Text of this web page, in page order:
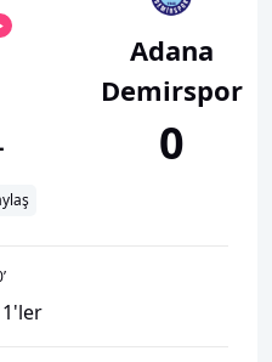
Adana
Demirspor
0
’